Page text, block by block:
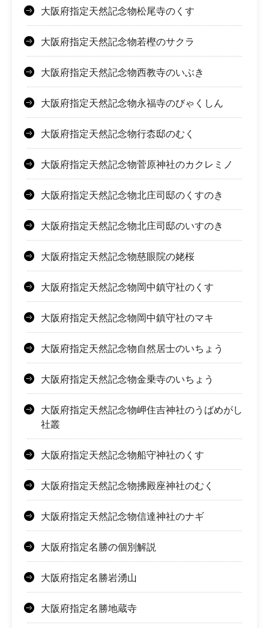
大阪府指定天然記念物松尾寺のくす
大阪府指定天然記念物若樫のサクラ
大阪府指定天然記念物西教寺のいぶき
大阪府指定天然記念物永福寺のびゃくしん
大阪府指定天然記念物行枩邸のむく
大阪府指定天然記念物菅原神社のカクレミノ
大阪府指定天然記念物北庄司邸のくすのき
大阪府指定天然記念物北庄司邸のいすのき
大阪府指定天然記念物慈眼院の姥桜
大阪府指定天然記念物岡中鎮守社のくす
大阪府指定天然記念物岡中鎮守社のマキ
大阪府指定天然記念物自然居士のいちょう
大阪府指定天然記念物金乗寺のいちょう
大阪府指定天然記念物岬住吉神社のうばめがし
社叢
大阪府指定天然記念物船守神社のくす
大阪府指定天然記念物拂殿座神社のむく
大阪府指定天然記念物信達神社のナギ
大阪府指定名勝の個別解説
大阪府指定名勝岩湧山
大阪府指定名勝地蔵寺